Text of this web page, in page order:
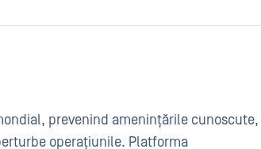
prevenind amenințările cunoscute,
operațiunile. Platforma